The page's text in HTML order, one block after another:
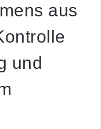
aus
und